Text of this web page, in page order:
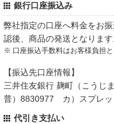
銀行口座振込み
弊社指定の口座へ料金をお
認後、商品の発送となります
※ 口座振込手数料はお客様負担と
【振込先口座情報】
三井住友銀行 麹町（こうじ
普）8830977 カ）スプレッ
代引き支払い